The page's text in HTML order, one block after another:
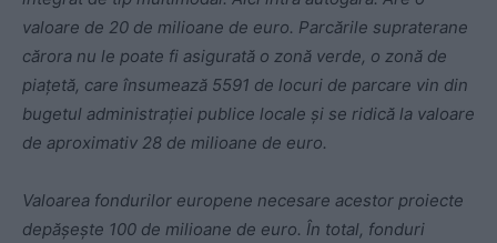
valoare de 20 de milioane de euro. Parcările supraterane
cărora nu le poate fi asigurată o zonă verde, o zonă de
piațetă, care însumează 5591 de locuri de parcare vin din
bugetul administrației publice locale și se ridică la valoare
de aproximativ 28 de milioane de euro.
Valoarea fondurilor europene necesare acestor proiecte
depășește 100 de milioane de euro. În total, fonduri